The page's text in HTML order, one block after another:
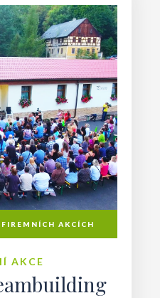
AKCÍCH
AKCE